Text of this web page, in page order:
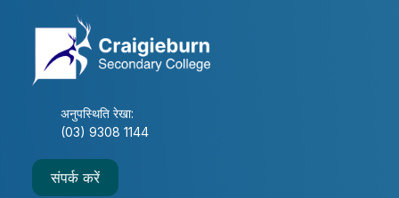
अनुपस्थिति रेखा:
(03) 9308 1144
संपर्क करें